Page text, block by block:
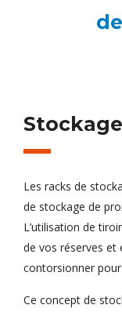
Les racks de
de stockage de
L’utilisation de
de vos réserves et
contorsionner
Ce concept de